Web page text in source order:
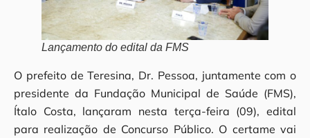
Lançamento do edital da FMS
O prefeito de Teresina, Dr. Pessoa, juntamente com o
presidente da Fundação Municipal de Saúde (FMS),
Ítalo Costa, lançaram nesta terça-feira (09), edital
para realização de Concurso Público. O certame vai